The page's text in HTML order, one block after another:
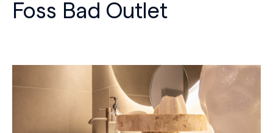
Foss Bad Outlet